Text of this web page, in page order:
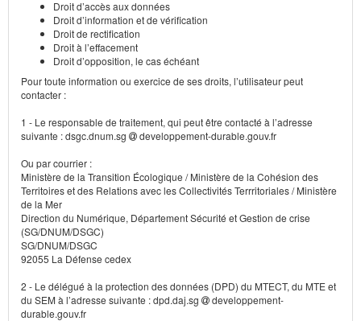
Droit d’accès aux données
Droit d’information et de vérification
Droit de rectification
Droit à l’effacement
Droit d’opposition, le cas échéant
Pour toute information ou exercice de ses droits, l’utilisateur peut
contacter :
1 - Le responsable de traitement, qui peut être contacté à l’adresse
suivante : dsgc.dnum.sg
developpement-durable.gouv.fr
Ou par courrier :
Ministère de la Transition Écologique / Ministère de la Cohésion des
Territoires et des Relations avec les Collectivités Terrritoriales / Ministère
de la Mer
Direction du Numérique, Département Sécurité et Gestion de crise
(SG/DNUM/DSGC)
SG/DNUM/DSGC
92055 La Défense cedex
2 - Le délégué à la protection des données (DPD) du MTECT, du MTE et
du SEM à l’adresse suivante : dpd.daj.sg
developpement-
durable.gouv.fr